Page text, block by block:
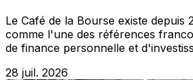
Le Café de la Bourse existe depuis
comme l'une des références
de finance personnelle et
28 juil. 2026